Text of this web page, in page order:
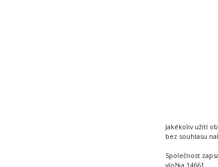
Jakékoliv užití
bez souhlasu
Společnost
vložka 14661.